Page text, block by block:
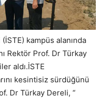
kampüs alanında
Rektör Prof. Dr Türkay
aldı.İSTE
kesintisiz sürdüğünü
Dr Türkay Dereli, “